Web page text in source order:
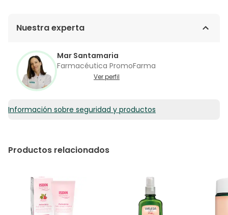
Nuestra experta
Mar Santamaria
Farmacéutica PromoFarma
Ver perfil
Información sobre seguridad y productos
Productos relacionados